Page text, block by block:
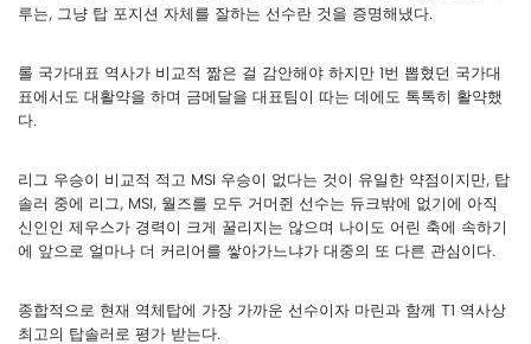
루는, 그냥 탑 포지션 자체를 잘하는 선수란 것을 증명해냈다.
롤 국가대표 역사가 비교적 짦은 걸 감안해야 하지만 1번 뽑혔던 국가대
표에서도 대활약을 하며 금메달을 대표팀이 따는 데에도 톡톡히 활약했
다.
리그 우승이 비교적 적고 MSI 우승이 없다는 것이 유일한 약점이지만, 탑
솔러 중에 리그, MSI, 월즈를 모두 거머쥔 선수는 듀크밖에 없기에 아직
신인인 제우스가 경력이 크게 꿀리지는 않으며 나이도 어린 축에 속하기
에 앞으로 얼마나 더 커리어를 쌓아가느냐가 대중의 또 다른 관심이다.
종합적으로 현재 역체탑에 가장 가까운 선수이자 마린과 함께 T1 역사상
최고의 탑솔러로 평가 받는다.